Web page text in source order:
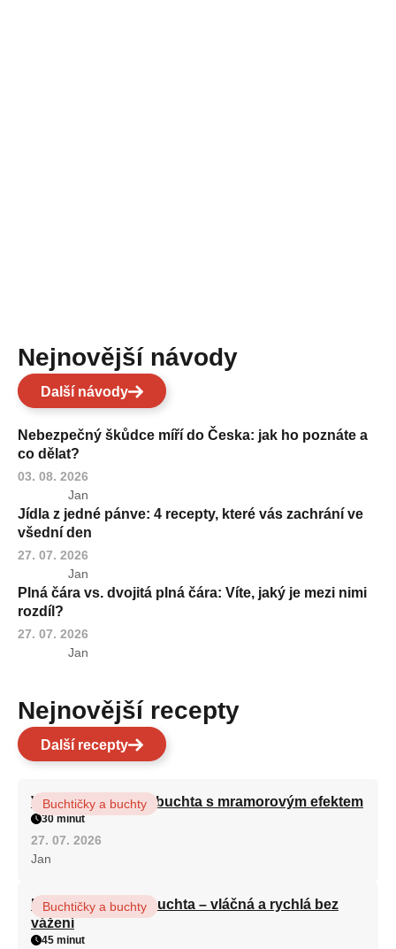
Nejnovější návody
Další návody
Nebezpečný škůdce míří do Česka: jak ho poznáte a
co dělat?
03. 08. 2026
Jan
Jídla z jedné pánve: 4 recepty, které vás zachrání ve
všední den
27. 07. 2026
Jan
Plná čára vs. dvojitá plná čára: Víte, jaký je mezi nimi
rozdíl?
27. 07. 2026
Jan
Nejnovější recepty
Další recepty
Vláčná olejová litá buchta s mramorovým efektem
Buchtičky a buchty
30 minut
27. 07. 2026
Jan
Hrnková maková buchta – vláčná a rychlá bez
vážení
Buchtičky a buchty
45 minut